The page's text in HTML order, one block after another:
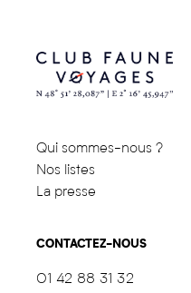
Qui sommes-nous ?
Nos listes
La presse
CONTACTEZ-NOUS
01 42 88 31 32